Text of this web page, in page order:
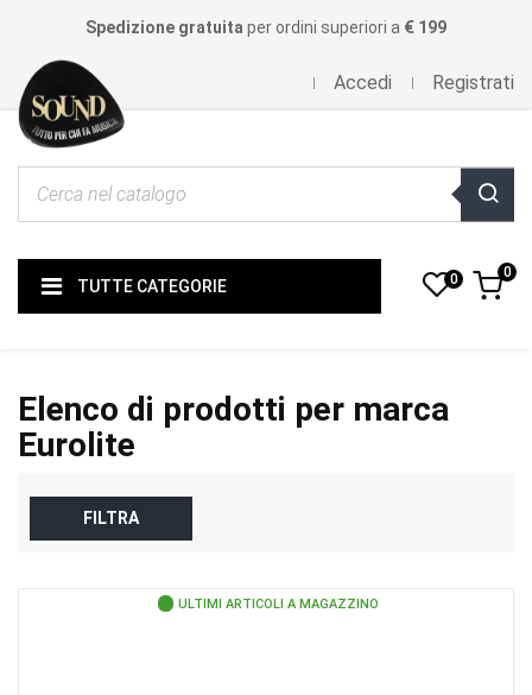
Spedizione gratuita per ordini superiori a € 199
Accedi Registrati
TUTTE CATEGORIE 0 0
Elenco di prodotti per marca
Eurolite
FILTRA
ULTIMI ARTICOLI A MAGAZZINO